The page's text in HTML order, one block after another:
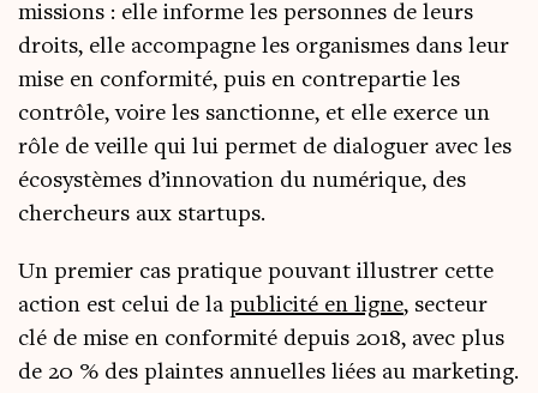
mis­sions : elle informe les per­sonnes de leurs
droits, elle accom­pagne les orga­nismes dans leur
mise en confor­mi­té, puis en contre­par­tie les
contrôle, voire les sanc­tionne, et elle exerce un
rôle de veille qui lui per­met de dia­lo­guer avec les
éco­sys­tèmes d’innovation du numé­rique, des
cher­cheurs aux startups.
Un pre­mier cas pra­tique pou­vant illus­trer cette
action est celui de la publi­ci­té en ligne, sec­teur
clé de mise en confor­mi­té depuis 2018, avec plus
de 20 % des plaintes annuelles liées au mar­ke­ting.